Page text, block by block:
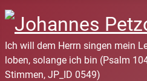
Ich will dem Herrn singen mein
loben, solange ich bin (Psalm
Stimmen, JP_ID 0549)